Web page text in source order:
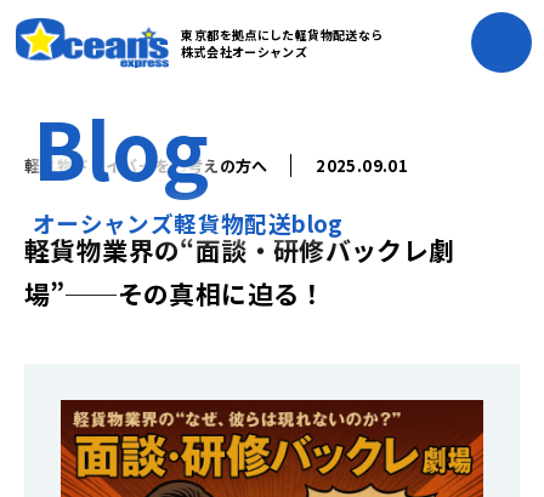
東京都を拠点にした軽貨物配送なら
株式会社オーシャンズ
Blog
オーシャンズ軽貨物配送blog
軽貨物ドライバーをお考えの方へ 2025.09.01
軽貨物業界の“面談・研修バックレ劇
場”──その真相に迫る！